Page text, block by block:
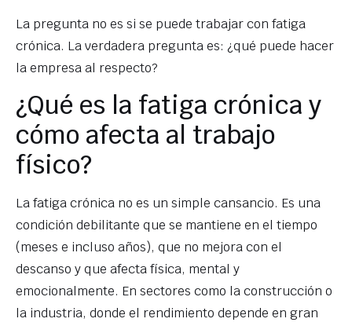
La pregunta no es si se puede trabajar con fatiga
crónica. La verdadera pregunta es: ¿qué puede hacer
la empresa al respecto?
¿Qué es la fatiga crónica y
cómo afecta al trabajo
físico?
La fatiga crónica no es un simple cansancio. Es una
condición debilitante que se mantiene en el tiempo
(meses e incluso años), que no mejora con el
descanso y que afecta física, mental y
emocionalmente. En sectores como la construcción o
la industria, donde el rendimiento depende en gran